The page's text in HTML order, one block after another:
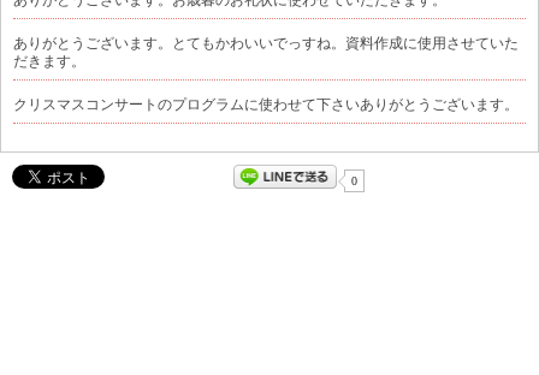
ありがとうございます。とてもかわいいでっすね。資料作成に使用させていた
だきます。
クリスマスコンサートのプログラムに使わせて下さいありがとうございます。
0